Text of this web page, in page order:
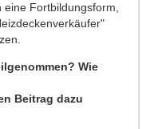
Fortbildungsform,
Wie
Beitrag dazu